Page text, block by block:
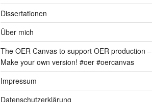
Dissertationen
Über mich
The OER Canvas to support OER production –
Make your own version! #oer #oercanvas
Impressum
Datenschutzerklärung